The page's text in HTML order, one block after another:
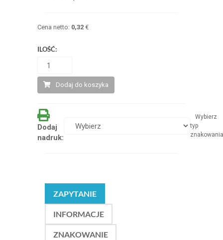
Cena netto: 0,32€
ILOŚĆ:
Dodaj do koszyka
Dodaj
nadruk:
Wybierz
typ
znakowania
ZAPYTANIE
INFORMACJE
ZNAKOWANIE